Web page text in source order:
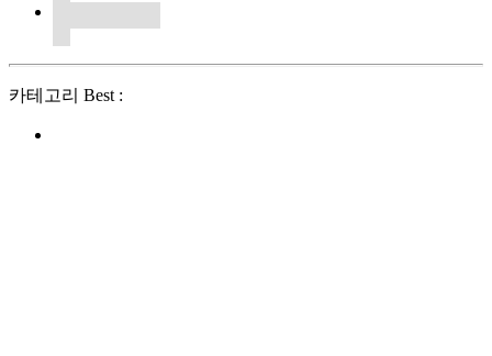
카테고리 Best :